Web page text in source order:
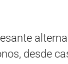
desde